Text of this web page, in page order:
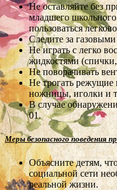
Не оставляйте без
младшего школьного
пользоваться
Следите за
Не играть с легко
жидкостями
Не поворачивать
Не трогать
ножницы, иголки и
В случае
01.
Меры безопасного поведения
Объясните детям,
социальной сети
реальной жизни.